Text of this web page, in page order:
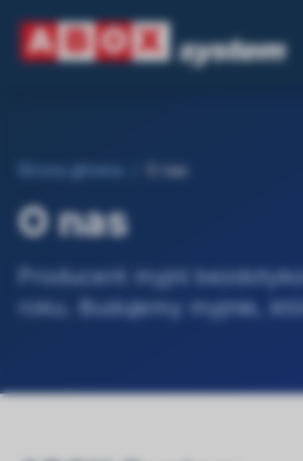
Strona główna O nas
O nas
Producent myjni
roku. Budujemy myjnie,